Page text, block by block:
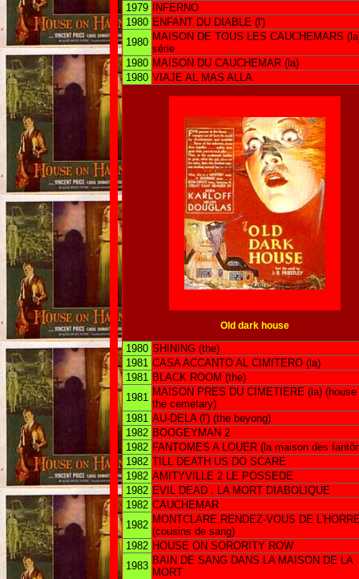
1979
INFERNO
1980 ENFANT DU DIABLE (l')
1980 MAISON DE TOUS LES CAUCHEMARS
série
1980 MAISON DU CAUCHEMAR (la)
1980 VIAJE AL MAS ALLA
Old dark house
1980 SHINING (the)
1981 CASA ACCANTO AL CIMITERO (la)
1981 BLACK ROOM (the)
1981 MAISON PRES DU CIMETIERE (la)
the cemetary)
1981 AU-DELA (l') (the beyong)
1982 BOOGEYMAN 2
1982 FANTOMES A LOUER (la maison des
1982 TILL DEATH US DO SCARE
1982 AMITYVILLE 2 LE POSSEDE
1982 EVIL DEAD : LA MORT DIABOLIQUE
1982 CAUCHEMAR
1982 MONTCLARE,RENDEZ-VOUS DE
(cousins de sang)
1982 HOUSE ON SORORITY ROW
1983 BAIN DE SANG DANS LA MAISON DE LA
MORT